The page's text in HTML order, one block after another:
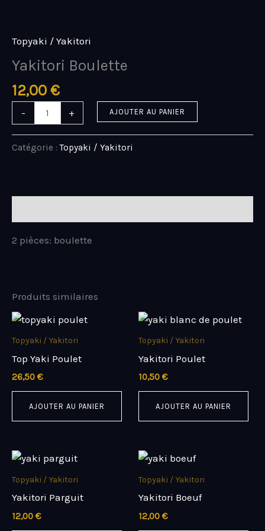
contenu
Topyaki / Yakitori
Yakitori Boulette
12,00 €
-
Yakitori
+ AJOUTER AU PANIER
Catégorie :Topyaki / Yakitori
2 pièces: boulette
Produits similaires
Topyaki / Yakitori
Top Yaki Poulet
26,50 €
AJOUTER AU PANIER
Topyaki / Yakitori
Yakitori Poulet
10,50 €
AJOUTER AU PANIER
Topyaki / Yakitori
Yakitori Parguit
12,00 €
Topyaki / Yakitori
Yakitori Boeuf
12,00 €